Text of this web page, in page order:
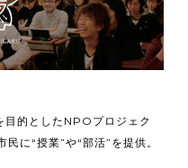
的としたNPOプロジェク
に“授業”や“部活”を提供。